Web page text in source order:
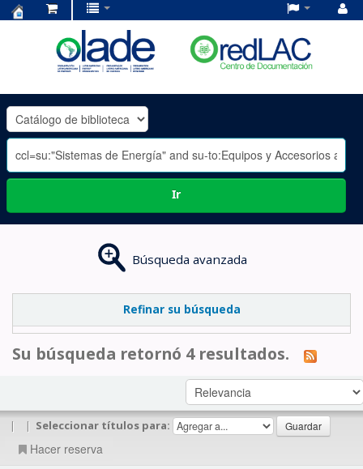
OLADE
-
Ir
Búsqueda avanzada
Refinar su búsqueda
Su búsqueda retornó 4 resultados.
| | Seleccionar títulos para:
Hacer reserva